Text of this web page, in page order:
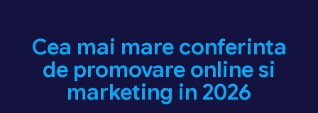
Cea mai mare conferinta
de promovare online si
marketing in 2026